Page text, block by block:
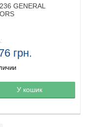
в корзине
GENERAL
грн.
У кошик